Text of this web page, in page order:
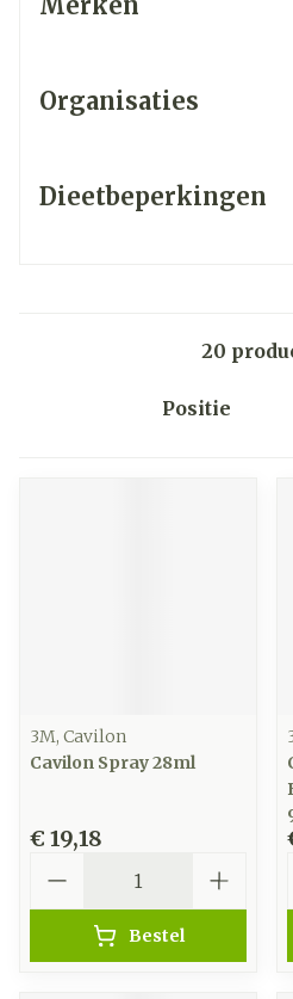
Organisaties
Dieetbeperkingen
20
Sorteer op:
3M, Cavilon
Cavilon Spray 28ml
€ 19,18
Bestel